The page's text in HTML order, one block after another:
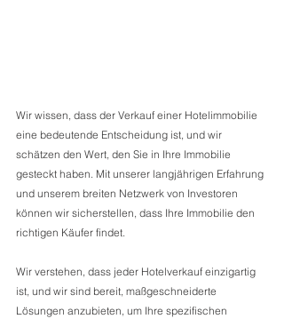
Wir wissen, dass der Verkauf einer Hotelimmobilie
eine bedeutende Entscheidung ist, und wir
schätzen den Wert, den Sie in Ihre Immobilie
gesteckt haben. Mit unserer langjährigen Erfahrung
und unserem breiten Netzwerk von Investoren
können wir sicherstellen, dass Ihre Immobilie den
richtigen Käufer findet.
Wir verstehen, dass jeder Hotelverkauf einzigartig
ist, und wir sind bereit, maßgeschneiderte
Lösungen anzubieten, um Ihre spezifischen